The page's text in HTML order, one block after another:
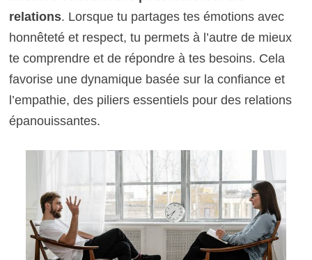
relations. Lorsque tu partages tes émotions avec
honnêteté et respect, tu permets à l’autre de mieux
te comprendre et de répondre à tes besoins. Cela
favorise une dynamique basée sur la confiance et
l’empathie, des piliers essentiels pour des relations
épanouissantes.